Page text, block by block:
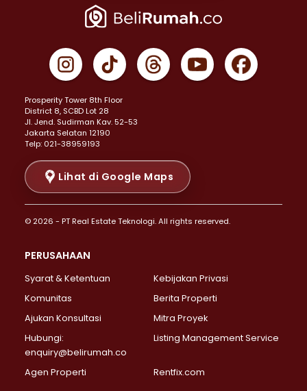
Properti Dijual di Jakarta Pusat >
Properti Dijual di Gambir >
Properti Dijual di Johar Baru >
Properti Dijual di Menteng >
Properti Dijual di Senen >
Properti Dijual di Tanah Abang >
Properti Dijual di Cikini >
Properti Dijual di Kramat >
Properti Dijual di Pasar Baru >
Properti Dijual di Bendungan Hilir >
Properti Dijual di Jakarta Selatan >
Properti Dijual di Lebak Bulus >
Properti Dijual di Gandaria Selatan >
Properti Dijual di Pondok Labu >
Properti Dijual di Lenteng Agung >
Properti Dijual di Senayan >
Properti Dijual di Pondok Pinang >
Prosperity Tower 8th Floor
District 8, SCBD Lot 28
JI. Jend. Sudirman Kav. 52-53
Jakarta Selatan 12190
Telp: 021-38959193
Lihat di Google Maps
© 2026 - PT Real Estate Teknologi. All rights reserved.
PERUSAHAAN
Syarat & Ketentuan
Kebijakan Privasi
Komunitas
Berita Properti
Ajukan Konsultasi
Mitra Proyek
Hubungi:
enquiry@belirumah.co
Listing Management Service
Agen Properti Rentfix.com